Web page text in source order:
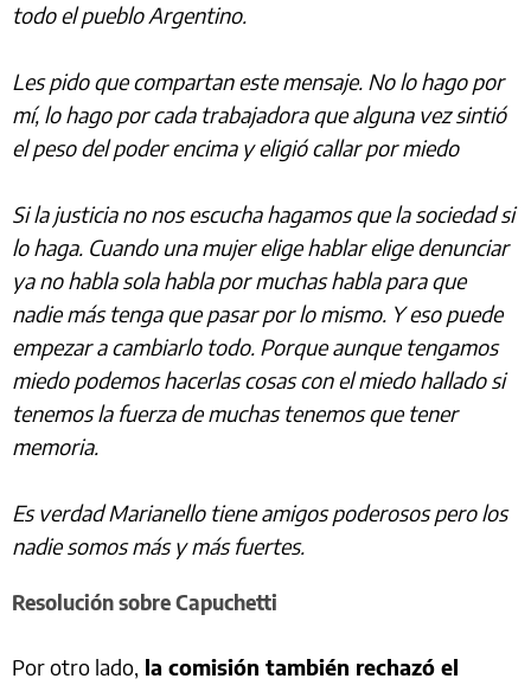
todo el pueblo Argentino.
Les pido que compartan este mensaje. No lo hago por
mí, lo hago por cada trabajadora que alguna vez sintió
el peso del poder encima y eligió callar por miedo
Si la justicia no nos escucha hagamos que la sociedad si
lo haga. Cuando una mujer elige hablar elige denunciar
ya no habla sola habla por muchas habla para que
nadie más tenga que pasar por lo mismo. Y eso puede
empezar a cambiarlo todo. Porque aunque tengamos
miedo podemos hacerlas cosas con el miedo hallado si
tenemos la fuerza de muchas tenemos que tener
memoria.
Es verdad Marianello tiene amigos poderosos pero los
nadie somos más y más fuertes.
Resolución sobre Capuchetti
Por otro lado, la comisión también rechazó el